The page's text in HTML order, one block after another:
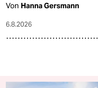
Von Hanna Gersmann
6.8.2026